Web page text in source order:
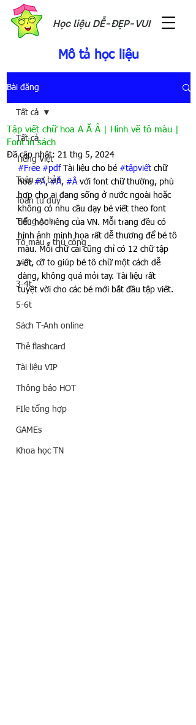
Học liệu DỄ-ĐẸP-VUI
Mô tả học liệu
Bài đăng
Tất cả
Tiếng Việt
Toán cơ bản
Toán tư duy
Tiếng Anh
Tô màu - thủ công
2-3t
3-4t
5-6t
Sách T-Anh online
Thẻ flashcard
Tài liệu VIP
Thông báo HOT
FIle tổng hợp
GAMEs
Khoa học TN
Tất cả
Tập viết chữ hoa A Ă Â | Hình vẽ tô màu |
Font in sách
Đã cập nhật: 21 thg 5, 2024
#Free #pdf Tài liệu cho bé #tậpviết chữ
hoa #A, #Ă, #Â với font chữ thường, phù
hợp cho ai đang sống ở nước ngoài hoặc
không có nhu cầu dạy bé viết theo font
tiểu học riêng của VN. Mỗi trang đều có
hình ảnh minh họa rất dễ thương để bé tô
màu. Mỗi chữ cái cũng chỉ có 12 chữ tập
viết, cỡ to giúp bé tô chữ một cách dễ
dàng, không quá mỏi tay. Tài liệu rất
tuyệt vời cho các bé mới bắt đầu tập viết.